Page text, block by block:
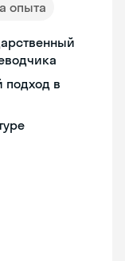
опыта
подход в